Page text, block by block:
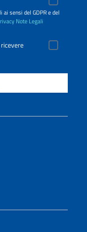
sensi del GDPR e del
Note Legali